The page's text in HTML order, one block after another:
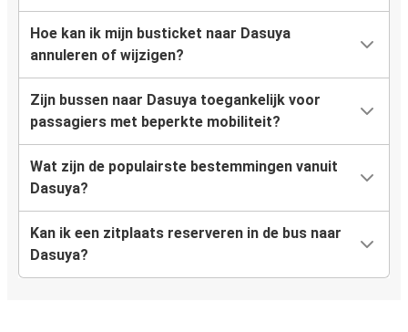
Hoe kan ik mijn busticket naar Dasuya
annuleren of wijzigen?
Zijn bussen naar Dasuya toegankelijk voor
passagiers met beperkte mobiliteit?
Wat zijn de populairste bestemmingen vanuit
Dasuya?
Kan ik een zitplaats reserveren in de bus naar
Dasuya?